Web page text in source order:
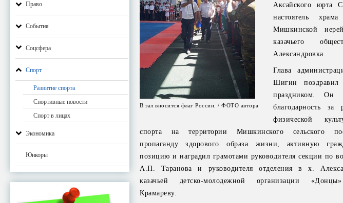
Право
События
Соцсфера
Спорт
Развитие спорта
Спортивные новости
Спорт в лицах
Экономика
Юнкоры
В зал вносится флаг России. / ФОТО автора
Аксайского юрта
настоятель
Мишкинской
казачьего
Александровка.
Глава
Шигин
праздником. Он
благодарность за
физической
спорта на территории Мишкинского сельского
пропаганду здорового образа жизни, активную
позицию и наградил грамотами руководителя секции по
А.П. Таранова и руководителя отделения в х.
казачьей детско-молодежной организации
Крамареву.